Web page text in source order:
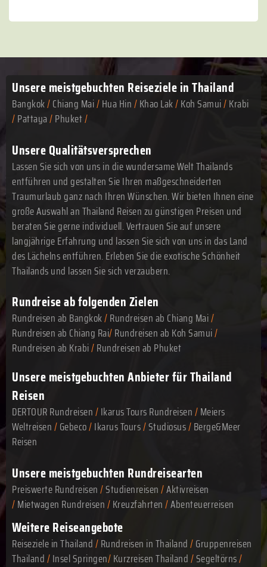
Unsere meistgebuchten Reiseziele in Thailand
Bangkok/Chiang Mai/Hua Hin/Khao Lak/Koh Samui/Krabi
/Pattaya/Phuket/
Unsere Qualitätsversprechen
Lassen Sie sich von uns in die wundersame Welt Thailands
entführen und gestalten Sie Ihren maßgeschneiderten
Traumurlaub ganz nach Ihren Wünschen. Wir bieten Ihnen eine
große Auswahl an Thailand Reisen zu günstigen Preisen und
beraten Sie gerne individuell. Vertrauen Sie auf unsere
langjährige Erfahrung und lassen Sie sich von uns in das Land
des Lächelns entführen. Erleben Sie die exotische Schönheit
Thailands und lassen Sie sich verzaubern.
Rundreise ab folgenden Zielen
Rundreisen ab Bangkok/Rundreisen ab Chiang Mai/
Rundreisen ab Chiang Rai/Rundreisen ab Koh Samui/
Rundreisen ab Krabi/Rundreisen ab Phuket
Unsere meistgebuchten Anbieter für Thailand
Reisen
DERTOUR Rundreisen/Ikarus Tours Rundreisen/Meiers
Weltreisen/Gebeco/Ikarus Tours/Studiosus/Berge&Meer
Reisen
Unsere meistgebuchten Rundreisearten
Preiswerte Rundreisen/Studienreisen/Aktivreisen
/Mietwagen Rundreisen/Kreuzfahrten/Abenteuerreisen
Weitere Reiseangebote
Reiseziele in Thailand/Rundreisen in Thailand/Gruppenreisen
Thailand/Insel Springen/Kurzreisen Thailand/Segeltörns/